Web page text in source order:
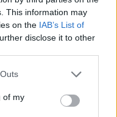
This information may
on the IAB’s List of
disclose it to other
of my
άνοδος
του έτους
έως 5 δισ. σε